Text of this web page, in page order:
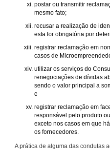
postar ou transmitir
mesmo fato;
recusar a realização de
esta for obrigatória por
registrar reclamação em
casos de
utilizar os serviços do
renegociações de dívidas
sendo o valor principal a
e
registrar reclamação em
responsável pelo produto
exceto nos casos em que
os fornecedores.
A prática de alguma das condutas